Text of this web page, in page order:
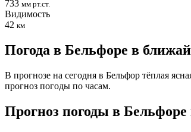
733 мм рт.ст.
Видимость
42 км
Погода в Бельфоре в
В прогнозе на сегодня в Бельфор тёплая
прогноз погоды по часам.
Прогноз погоды в Бельфоре